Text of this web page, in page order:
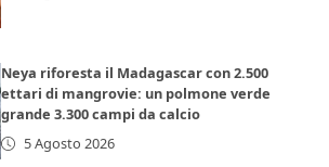
Neya riforesta il Madagascar con 2.500
ettari di mangrovie: un polmone verde
grande 3.300 campi da calcio
5 Agosto 2026